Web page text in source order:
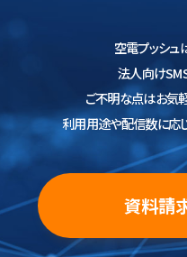
空電プッシュ
法人向け
ご不明な点はお気
利用用途や配信数に応
資料請